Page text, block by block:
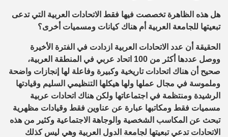
هل هذه الظاهرة تخصصت فيها فقط الاتحادات العربية التي تدعى
تبعيتها للجامعة العربية أم هناك كيانات ومسميات أخرى؟
الحقيقة أن عدد الاتحادات العربية ازدادت في الفترة الأخيرة
ووصل عددها أكثر من 100 اتحاد عربي في المنطقة العربية،
صحيح أن هناك اتحادات تاريخية وكبيرة وفاعلة لها إنجازات واضحة
وملموسة في مجال عملها ولها هيكلها التنظيمي السليم وقيادتها
الرشيدة ومنتظمة في اجتماعاتها ولكن هناك اتحادات عربية
مسميات فقط ومكاتبها عبارة عن عناوين فقط وقيادات مظهرية
تبحث عن المكاسب الشخصية والوجاهة الاجتماعية وكثير من هذه
الاتحادات تدعي تبعيتها لجامعة الدول العربية وهي ليس كذلك